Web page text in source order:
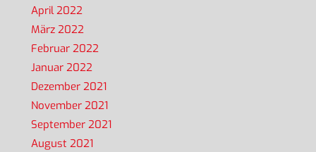
April 2022
März 2022
Februar 2022
Januar 2022
Dezember 2021
November 2021
September 2021
August 2021